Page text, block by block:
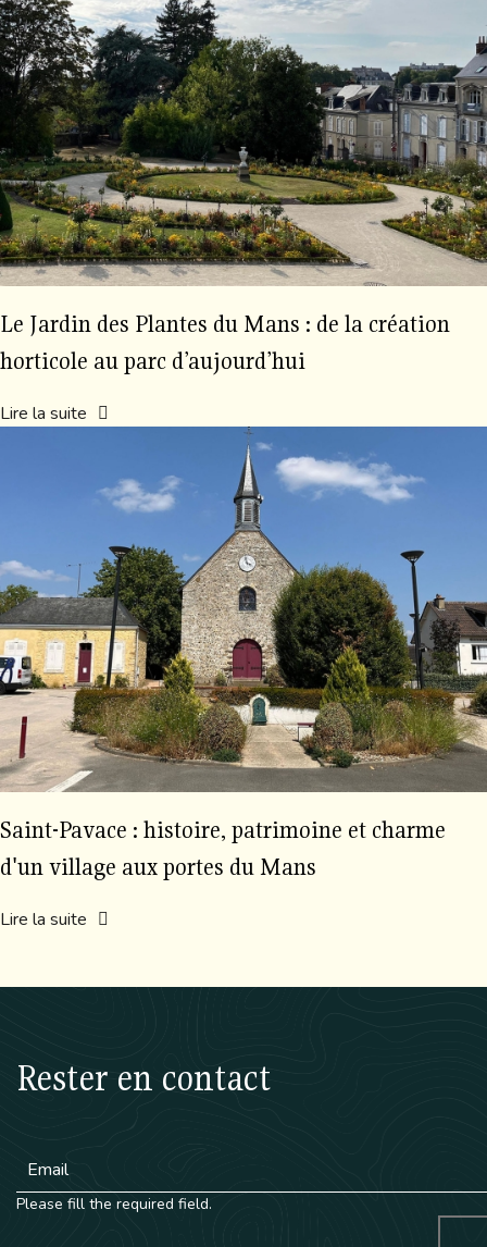
Le Jardin des Plantes du Mans : de la création
horticole au parc d’aujourd’hui
Lire la suite
Saint-Pavace : histoire, patrimoine et charme
d'un village aux portes du Mans
Lire la suite
Rester en contact
Please fill the required field.